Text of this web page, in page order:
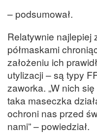
– podsumował.
Relatywnie najlepiej
półmaskami
założeniu ich
utylizacji – są typy
zaworka. „W nich
taka maseczka
ochroni nas przed
nami” – powiedział.